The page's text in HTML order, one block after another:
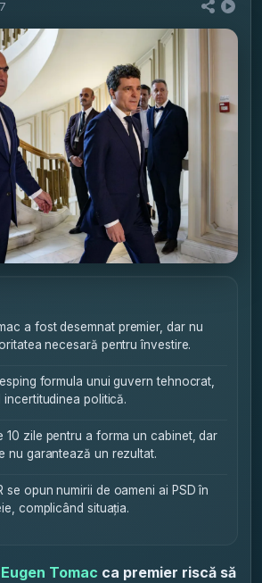
a fost desemnat premier, dar nu
necesară pentru învestire.
formula unui guvern tehnocrat,
incertitudinea politică.
10 zile pentru a forma un cabinet, dar
nu garantează un rezultat.
se opun numirii de oameni ai PSD în
complicând situația.
Eugen Tomac ca premier riscă să